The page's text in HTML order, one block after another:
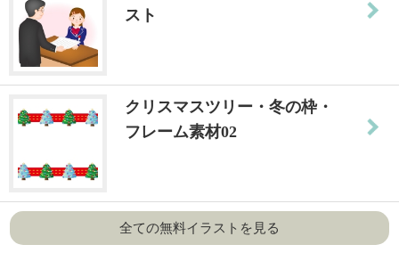
スト
クリスマスツリー・冬の枠・
フレーム素材02
全ての無料イラストを見る